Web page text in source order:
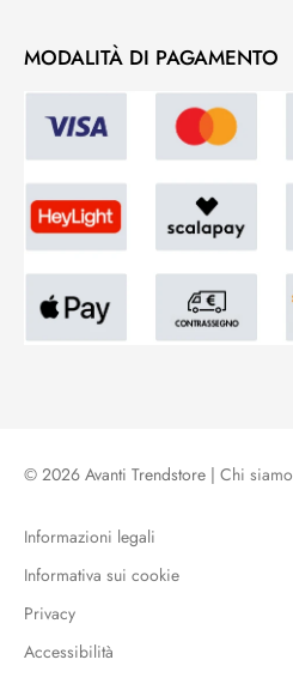
MODALITÀ DI PAGAMENTO
© 2026 Avanti Trendstore | Chi siamo
Informazioni legali
Informativa sui cookie
Privacy
Accessibilità